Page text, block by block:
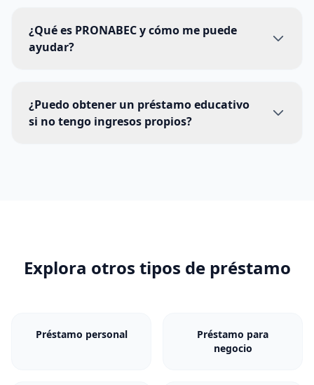
¿Qué es PRONABEC y cómo me puede
ayudar?
¿Puedo obtener un préstamo educativo
si no tengo ingresos propios?
Explora otros tipos de préstamo
Préstamo personal
Préstamo para
negocio